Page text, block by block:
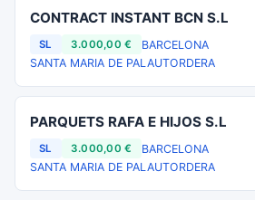
CONTRACT INSTANT BCN S.L
SL 3.000,00 €
BARCELONA
SANTA MARIA DE PALAUTORDERA
PARQUETS RAFA E HIJOS S.L
SL 3.000,00 €
BARCELONA
SANTA MARIA DE PALAUTORDERA